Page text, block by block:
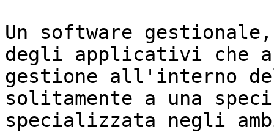
Un software
degli applicativi che
gestione all'interno
solitamente a una
specializzata negli